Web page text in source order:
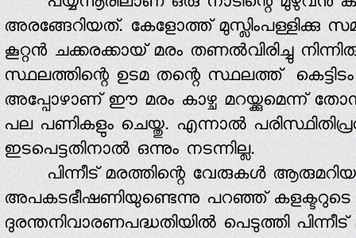
അരങ്ങേറിയത്. കേളോത്ത് മുസ്ലിംപള്ളിക്കു
കൂറ്റന്‍ ചക്കരക്കായ് മരം തണല്‍വിരിച്ചു
സ്ഥലത്തിന്റെ ഉടമ തന്റെ സ്ഥലത്ത്
അപ്പോഴാണ് ഈ മരം കാഴ്ച മറയ്ക്കുമെന്ന്
പല പണികളും ചെയ്തു. എന്നാല്‍
ഇടപെട്ടതിനാല്‍ ഒന്നും നടന്നില്ല.
പിന്നീട് മരത്തിന്റെ വേരുകള്‍
അപകടഭീഷണിയുണ്ടെന്നു പറഞ്ഞ് കളക്ടറുടെ
ദുരന്തനിവാരണപദ്ധതിയില്‍ പെടുത്തി പിന്നീട്